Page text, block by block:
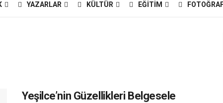
YAZARLAR KÜLTÜR EĞITIM
Yeşilce’nin Güzellikleri Belgesele